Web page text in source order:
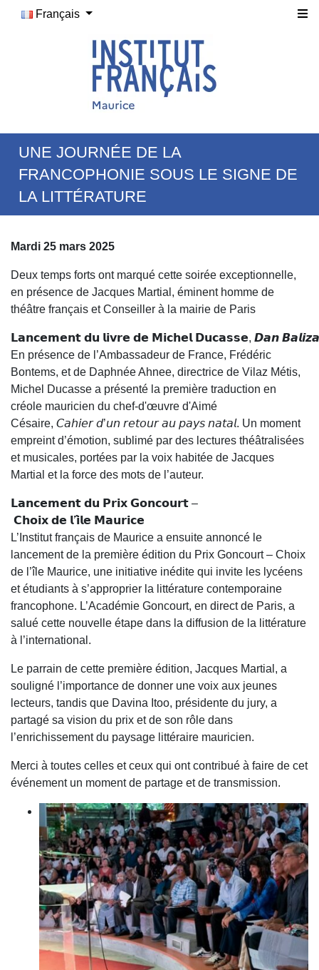
Français
UNE JOURNÉE DE LA
FRANCOPHONIE SOUS LE SIGNE DE
LA LITTÉRATURE
Mardi 25 mars 2025
Deux temps forts ont marqué cette soirée exceptionnelle,
en présence de Jacques Martial, éminent homme de
théâtre français et Conseiller à la mairie de Paris
𝗟𝗮𝗻𝗰𝗲𝗺𝗲𝗻𝘁 𝗱𝘂 𝗹𝗶𝘃𝗿𝗲 𝗱𝗲 𝗠𝗶𝗰𝗵𝗲𝗹 𝗗𝘂𝗰𝗮𝘀𝘀𝗲, 𝘿𝙖𝙣
En présence de l’Ambassadeur de France, Frédéric
Bontems, et de Daphnée Ahnee, directrice de Vilaz Métis,
Michel Ducasse a présenté la première traduction en
créole mauricien du chef-d'œuvre d'Aimé
Césaire, 𝘊𝘢𝘩𝘪𝘦𝘳 𝘥’𝘶𝘯 𝘳𝘦𝘵𝘰𝘶𝘳 𝘢𝘶 𝘱𝘢𝘺𝘴 𝘯𝘢𝘵𝘢𝘭. Un moment
empreint d’émotion, sublimé par des lectures théâtralisées
et musicales, portées par la voix habitée de Jacques
Martial et la force des mots de l’auteur.
𝗟𝗮𝗻𝗰𝗲𝗺𝗲𝗻𝘁 𝗱𝘂 𝗣𝗿𝗶𝘅 𝗚𝗼𝗻𝗰𝗼𝘂𝗿𝘁 –
𝗖𝗵𝗼𝗶𝘅 𝗱𝗲 𝗹’𝗶̂𝗹𝗲 𝗠𝗮𝘂𝗿𝗶𝗰𝗲
L’Institut français de Maurice a ensuite annoncé le
lancement de la première édition du Prix Goncourt – Choix
de l’île Maurice, une initiative inédite qui invite les lycéens
et étudiants à s’approprier la littérature contemporaine
francophone. L’Académie Goncourt, en direct de Paris, a
salué cette nouvelle étape dans la diffusion de la littérature
à l’international.
Le parrain de cette première édition, Jacques Martial, a
souligné l’importance de donner une voix aux jeunes
lecteurs, tandis que Davina Itoo, présidente du jury, a
partagé sa vision du prix et de son rôle dans
l’enrichissement du paysage littéraire mauricien.
Merci à toutes celles et ceux qui ont contribué à faire de cet
événement un moment de partage et de transmission.